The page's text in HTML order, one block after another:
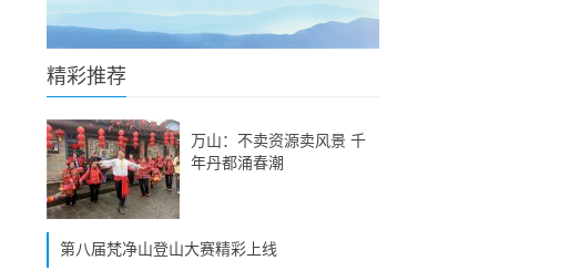
精彩推荐
万山：不卖资源卖风景 千
年丹都涌春潮
第八届梵净山登山大赛精彩上线